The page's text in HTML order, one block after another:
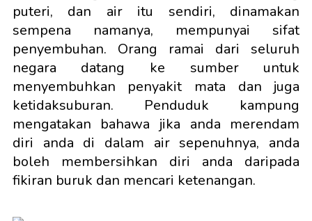
puteri, dan air itu sendiri, dinamakan
sempena namanya, mempunyai sifat
penyembuhan. Orang ramai dari seluruh
negara datang ke sumber untuk
menyembuhkan penyakit mata dan juga
ketidaksuburan. Penduduk kampung
mengatakan bahawa jika anda merendam
diri anda di dalam air sepenuhnya, anda
boleh membersihkan diri anda daripada
fikiran buruk dan mencari ketenangan.